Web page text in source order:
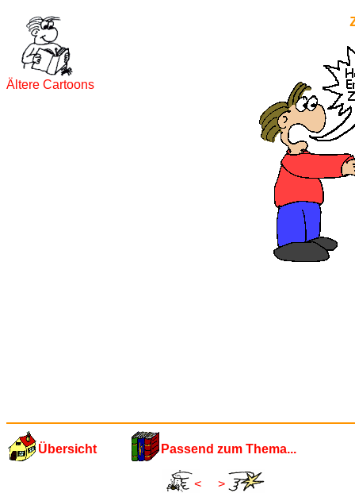
Ältere Cartoons
Übersicht Passend zum Thema...
< >